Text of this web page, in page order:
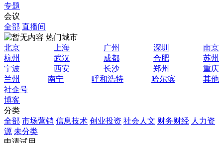
专题
会议
全部 直播间
热门城市
北京
上海 广州 深圳
南京
杭州
武汉 成都 合肥
苏州
宁波
西安 长沙 郑州
重庆
兰州
南宁 呼和浩特 哈尔滨
其他
社企号
博客
分类
全部 市场营销 信息技术 创业投资 社会人文 财务财经 人力资
源 未分类